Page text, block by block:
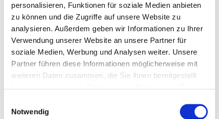
personalisieren, Funktionen für soziale Medien anbieten
zu können und die Zugriffe auf unsere Website zu
analysieren. Außerdem geben wir Informationen zu Ihrer
Verwendung unserer Website an unsere Partner für
soziale Medien, Werbung und Analysen weiter. Unsere
Partner führen diese Informationen möglicherweise mit
weiteren Daten zusammen, die Sie ihnen bereitgestellt
Notwendig
Lass dir dein WM Trikot bedrucken
Read more